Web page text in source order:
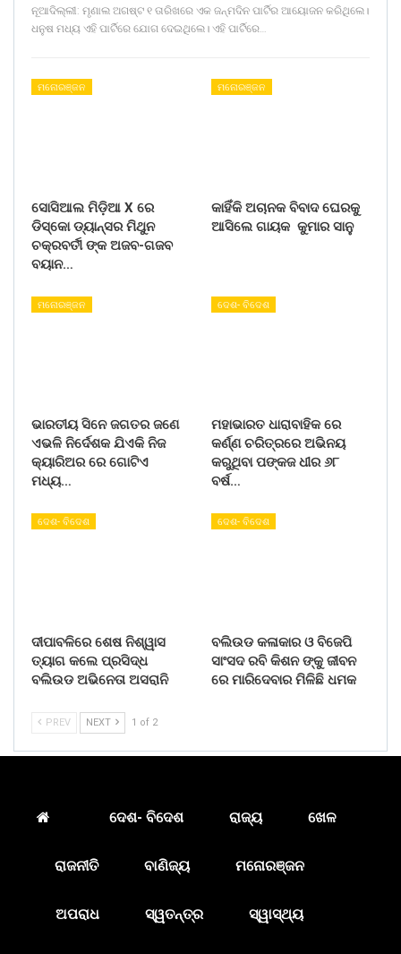
ନୂଆଦିଲ୍ଲୀ: ମୃଣାଲ ଅଗଷ୍ଟ ୧ ତାରିଖରେ ଏକ ଜନ୍ମଦିନ ପାର୍ଟିର ଆୟୋଜନ କରିଥିଲେ।
ଧନୁଷ ମଧ୍ୟ ଏହି ପାର୍ଟିରେ ଯୋଗ ଦେଇଥିଲେ। ଏହି ପାର୍ଟିରେ…
ମନୋରଞ୍ଜନ
ସୋସିଆଲ ମିଡ଼ିଆ X ରେ
ଡିସ୍କୋ ଡ୍ୟାନ୍ସର ମିଥୁନ
ଚକ୍ରବର୍ତୀ ଙ୍କ ଅଜବ-ଗଜବ
ବୟାନ…
ମନୋରଞ୍ଜନ
କାହିଁକି ଅଚାନକ ବିବାଦ ଘେରକୁ
ଆସିଲେ ଗାୟକ କୁମାର ସାନୁ
ମନୋରଞ୍ଜନ
ଭାରତୀୟ ସିନେ ଜଗତର ଜଣେ
ଏଭଳି ନିର୍ଦେଶକ ଯିଏକି ନିଜ
କ୍ୟାରିଅର ରେ ଗୋଟିଏ
ମଧ୍ୟ…
ଦେଶ- ବିଦେଶ
ମହାଭାରତ ଧାରାବାହିକ ରେ
କର୍ଣ୍ଣ ଚରିତ୍ରରେ ଅଭିନୟ
କରୁଥିବା ପଙ୍କଜ ଧୀର ୬୮
ବର୍ଷ…
ଦେଶ- ବିଦେଶ
ଦୀପାବଳିରେ ଶେଷ ନିଶ୍ୱାସ
ତ୍ୟାଗ କଲେ ପ୍ରସିଦ୍ଧ
ବଲିଉଡ ଅଭିନେତା ଅସରାନି
ଦେଶ- ବିଦେଶ
ବଲିଉଡ କଳାକାର ଓ ବିଜେପି
ସାଂସଦ ରବି କିଶନ ଙ୍କୁ ଜୀବନ
ରେ ମାରିଦେବାର ମିଳିଛି ଧମକ
PREV NEXT 1 of 2
ଦେଶ- ବିଦେଶ ରାଜ୍ୟ ଖେଳ
ରାଜନୀତି ବାଣିଜ୍ୟ ମନୋରଞ୍ଜନ
ଅପରାଧ ସ୍ୱତନ୍ତ୍ର ସ୍ୱାସ୍ଥ୍ୟ